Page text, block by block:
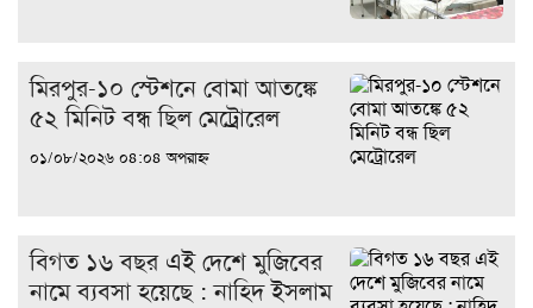
মিরপুর-১০ স্টেশনে বোমা আতঙ্কে
৫২ মিনিট বন্ধ ছিল মেট্রোরেল
০১/০৮/২০২৬ ০৪:০৪ অপরাহ্ন
বিগত ১৬ বছর এই দেশে মুজিবের
নামে ব্যবসা হয়েছে : নাহিদ ইসলাম